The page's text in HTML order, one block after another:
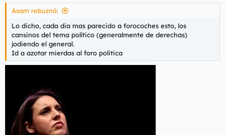
s
Asam rebuznó:
Lo dicho, cada dia mas parecido a forocoches esto, los
cansinos del tema político (generalmente de derechas)
jodiendo el general.
Id a azotar mierdas al foro politica